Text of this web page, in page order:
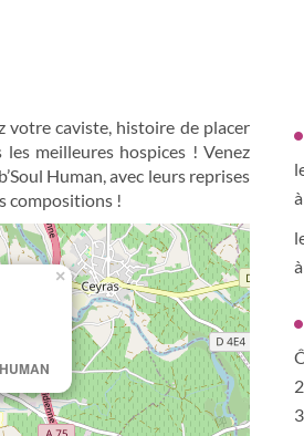
caviste, histoire de placer
meilleures hospices ! Venez
Human, avec leurs reprises
compositions !
×